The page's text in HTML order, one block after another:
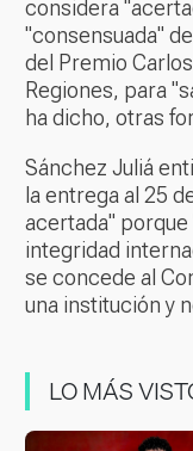
considera
"consensuada"
del Premio
Regiones, para
ha dicho, otras
Sánchez Juliá
la entrega al 25
acertada" porque
integridad
se concede al
una institución y
LO MÁS